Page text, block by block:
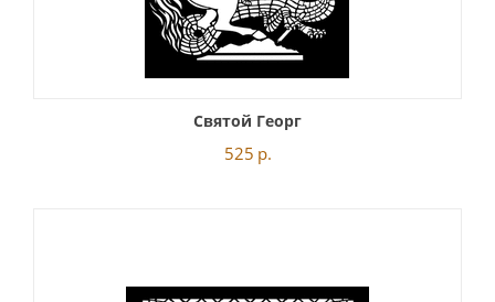
Святой Георг
525 р.